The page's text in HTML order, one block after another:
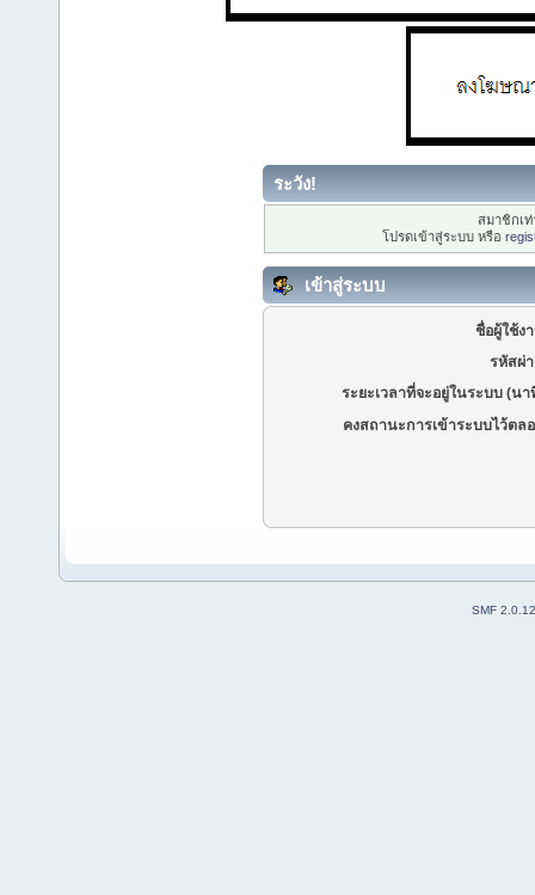
ระวัง!
สมาชิกเ
โปรดเข้าสู่ระบบ หรือ
เข้าสู่ระบบ
ชื่อผู้ใช้ง
รหัสผ่
ระยะเวลาที่จะอยู่ในระบบ (นา
คงสถานะการเข้าระบบไว้ตล
SMF 2.0.12